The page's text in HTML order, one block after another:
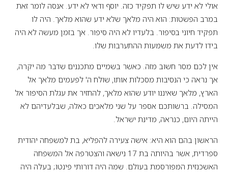
אולי לא ידע שיש לו תפקיד כזה. יוסף ודאי לא ידע. אנסה לומר זאת
במרב הפשטות: הוא היה מלאך שלא ידע שהוא מלאך. היה לו
תפקיד חיוני בסיפור. בלעדיו לא היה סיפור. אך בזמן מעשה לא היה
בידו לדעת את משמעות ההתערבות שלו.
אין לכם מסר חשוב מזה. כאשר בשמיים מתכננים שדבר מה יקרה,
אך נראה כי הנסיבות מסכלות אותו, שולח ה' לפעמים מלאך אל
הארץ, מלאך שאיננו יודע שהוא מלאך, להחזיר את עגלת הסיפור אל
המסילה. ברשותכם אספר על שני מלאכים כאלה, שבלעדיהם לא
הייתה היום, כנראה, מדינת ישראל.
הראשון בהם הוא היא: אישה צעירה להפליא, בת למשפחה יהודית
ספרדית, אשר בהיותה בת 17 נישאה והצטרפה אל המשפחה
האשכנזית המפורסמת בעולם. שמה היה דורותי פינטו; בעלה היה